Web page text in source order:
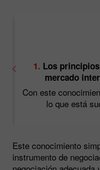
1. Los
mercado
Con este
lo que está
Este conocimiento
instrumento de